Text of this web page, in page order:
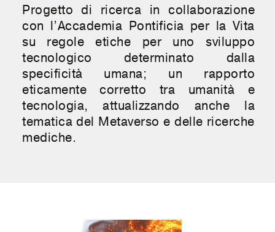
Progetto di ricerca in collaborazione
con l’Accademia Pontificia per la Vita
su regole etiche per uno sviluppo
tecnologico determinato dalla
specificità umana; un rapporto
eticamente corretto tra umanità e
tecnologia, attualizzando anche la
tematica del Metaverso e delle ricerche
mediche.